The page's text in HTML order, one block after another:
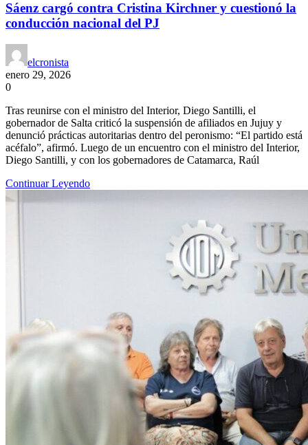
Sáenz cargó contra Cristina Kirchner y cuestionó la
conducción nacional del PJ
elcronista
enero 29, 2026
0
Tras reunirse con el ministro del Interior, Diego Santilli, el
gobernador de Salta criticó la suspensión de afiliados en Jujuy y
denunció prácticas autoritarias dentro del peronismo: “El partido está
acéfalo”, afirmó. Luego de un encuentro con el ministro del Interior,
Diego Santilli, y con los gobernadores de Catamarca, Raúl
Continuar Leyendo